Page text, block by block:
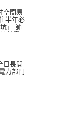
空間易
半年必
」 師傅
錦囊｜
日長開